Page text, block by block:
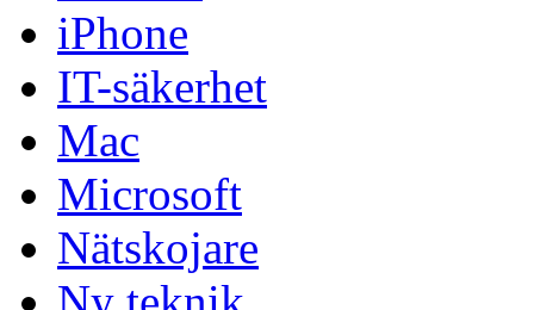
iPhone
IT-säkerhet
Mac
Microsoft
Nätskojare